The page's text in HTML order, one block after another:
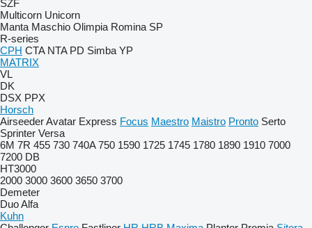
SZF
Multicorn Unicorn
Manta Maschio Olimpia Romina SP
R-series
CPH CTA NTA PD Simba YP
MATRIX
VL
DK
DSX PPX
Horsch
AirseederAvatar Express Focus Maestro Maistro Pronto Serto
Sprinter Versa
6M 7R 455 730 740A 750 1590 1725 1745 1780 1890 1910 7000
7200 DB
HT3000
2000 3000 3600 3650 3700
Demeter
Duo Alfa
Kuhn